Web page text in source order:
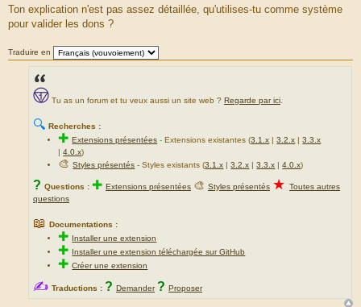
s
s
e
Ton explication n'est pas assez détaillée, qu'utilises-tu comme système
pour valider les dons ?
Traduire en
Tu as un forum et tu veux aussi un site web ? Regarde par ici
🔍 Recherches :
✚Extensions présentées -Extensions existantes (3.1.x |3.2.x |3.3.x
|4.0.x)
🎨Styles présentés - Styles existants (3.1.x |3.2.x |3.3.x |4.0.x)
? Questions : ✚ Extensions présentées 🎨 Styles présentés ★ Toutes autres
questions
📖 Documentations :
✚ Installer une extension
✚ Installer une extension téléchargée sur GitHub
✚Créer une extension
✍ Traductions : ? Demander ? Proposer